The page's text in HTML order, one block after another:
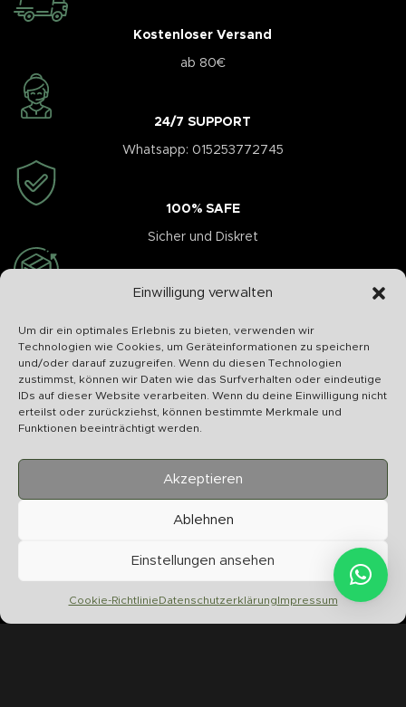
Einwilligung verwalten
Um dir ein optimales Erlebnis zu bieten, verwenden wir
Technologien wie Cookies, um Geräteinformationen zu speichern
und/oder darauf zuzugreifen. Wenn du diesen Technologien
zustimmst, können wir Daten wie das Surfverhalten oder eindeutige
IDs auf dieser Website verarbeiten. Wenn du deine Einwilligung nicht
erteilst oder zurückziehst, können bestimmte Merkmale und
Funktionen beeinträchtigt werden.
Akzeptieren
Ablehnen
Einstellungen ansehen
Cookie-RichtlinieDatenschutzerklärungImpressum
Kostenloser Versand
ab 80€
24/7 SUPPORT
Whatsapp: 015253772745
100% SAFE
Sicher und Diskret
Schnelle Abwicklung
Wir bearbeiten Ihr Anliegen schnellstmöglich
Chilltime Store
07331 4577974
Info@chilltime.de
Bahnhofstr. 19 73312 Geislingen